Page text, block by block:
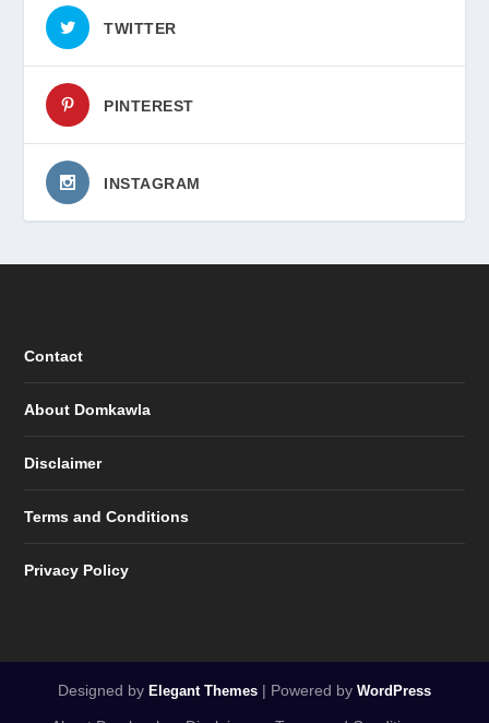
TWITTER
PINTEREST
INSTAGRAM
Contact
About Domkawla
Disclaimer
Terms and Conditions
Privacy Policy
Designed by Elegant Themes | Powered by WordPress